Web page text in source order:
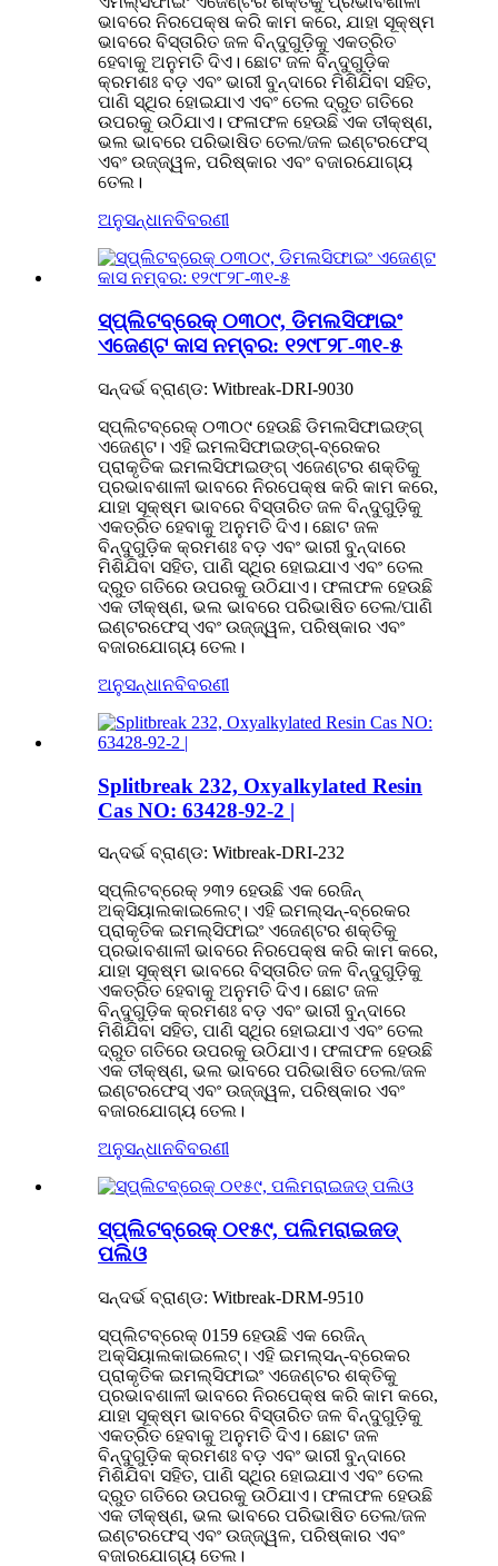
ଭାବରେ ନିରପେକ୍ଷ କରି କାମ କରେ, ଯାହା ସୂକ୍ଷ୍ମ
ଭାବରେ ବିସ୍ତାରିତ ଜଳ ବିନ୍ଦୁଗୁଡ଼ିକୁ ଏକତ୍ରିତ
ହେବାକୁ ଅନୁମତି ଦିଏ। ଛୋଟ ଜଳ ବିନ୍ଦୁଗୁଡ଼ିକ
କ୍ରମଶଃ ବଡ଼ ଏବଂ ଭାରୀ ବୁନ୍ଦାରେ ମିଶିଯିବା ସହିତ,
ପାଣି ସ୍ଥିର ହୋଇଯାଏ ଏବଂ ତେଲ ଦ୍ରୁତ ଗତିରେ
ଉପରକୁ ଉଠିଯାଏ। ଫଳାଫଳ ହେଉଛି ଏକ ତୀକ୍ଷ୍ଣ,
ଭଲ ଭାବରେ ପରିଭାଷିତ ତେଲ/ଜଳ ଇଣ୍ଟରଫେସ୍
ଏବଂ ଉଜ୍ଜ୍ୱଳ, ପରିଷ୍କାର ଏବଂ ବଜାରଯୋଗ୍ୟ
ତେଲ।
ଅନୁସନ୍ଧାନବିବରଣୀ
ସ୍ପ୍ଲିଟବ୍ରେକ୍ ୦୩୦୯, ଡିମଲସିଫାଇଂ
ଏଜେଣ୍ଟ କାସ ନମ୍ବର: ୧୨୯୮୨୮-୩୧-୫
ସନ୍ଦର୍ଭ ବ୍ରାଣ୍ଡ: Witbreak-DRI-9030
ସ୍ପ୍ଲିଟବ୍ରେକ୍ ୦୩୦୯ ହେଉଛି ଡିମଲସିଫାଇଙ୍ଗ୍
ଏଜେଣ୍ଟ। ଏହି ଇମଲସିଫାଇଙ୍ଗ୍-ବ୍ରେକର
ପ୍ରାକୃତିକ ଇମଲସିଫାଇଙ୍ଗ୍ ଏଜେଣ୍ଟର ଶକ୍ତିକୁ
ପ୍ରଭାବଶାଳୀ ଭାବରେ ନିରପେକ୍ଷ କରି କାମ କରେ,
ଯାହା ସୂକ୍ଷ୍ମ ଭାବରେ ବିସ୍ତାରିତ ଜଳ ବିନ୍ଦୁଗୁଡ଼ିକୁ
ଏକତ୍ରିତ ହେବାକୁ ଅନୁମତି ଦିଏ। ଛୋଟ ଜଳ
ବିନ୍ଦୁଗୁଡ଼ିକ କ୍ରମଶଃ ବଡ଼ ଏବଂ ଭାରୀ ବୁନ୍ଦାରେ
ମିଶିଯିବା ସହିତ, ପାଣି ସ୍ଥିର ହୋଇଯାଏ ଏବଂ ତେଲ
ଦ୍ରୁତ ଗତିରେ ଉପରକୁ ଉଠିଯାଏ। ଫଳାଫଳ ହେଉଛି
ଏକ ତୀକ୍ଷ୍ଣ, ଭଲ ଭାବରେ ପରିଭାଷିତ ତେଲ/ପାଣି
ଇଣ୍ଟରଫେସ୍ ଏବଂ ଉଜ୍ଜ୍ୱଳ, ପରିଷ୍କାର ଏବଂ
ବଜାରଯୋଗ୍ୟ ତେଲ।
ଅନୁସନ୍ଧାନବିବରଣୀ
Splitbreak 232, Oxyalkylated Resin
Cas NO: 63428-92-2 |
ସନ୍ଦର୍ଭ ବ୍ରାଣ୍ଡ: Witbreak-DRI-232
ସ୍ପ୍ଲିଟବ୍ରେକ୍ ୨୩୨ ହେଉଛି ଏକ ରେଜିନ୍
ଅକ୍ସିୟାଲକାଇଲେଟ୍। ଏହି ଇମଲ୍ସନ୍-ବ୍ରେକର
ପ୍ରାକୃତିକ ଇମଲ୍ସିଫାଇଂ ଏଜେଣ୍ଟର ଶକ୍ତିକୁ
ପ୍ରଭାବଶାଳୀ ଭାବରେ ନିରପେକ୍ଷ କରି କାମ କରେ,
ଯାହା ସୂକ୍ଷ୍ମ ଭାବରେ ବିସ୍ତାରିତ ଜଳ ବିନ୍ଦୁଗୁଡ଼ିକୁ
ଏକତ୍ରିତ ହେବାକୁ ଅନୁମତି ଦିଏ। ଛୋଟ ଜଳ
ବିନ୍ଦୁଗୁଡ଼ିକ କ୍ରମଶଃ ବଡ଼ ଏବଂ ଭାରୀ ବୁନ୍ଦାରେ
ମିଶିଯିବା ସହିତ, ପାଣି ସ୍ଥିର ହୋଇଯାଏ ଏବଂ ତେଲ
ଦ୍ରୁତ ଗତିରେ ଉପରକୁ ଉଠିଯାଏ। ଫଳାଫଳ ହେଉଛି
ଏକ ତୀକ୍ଷ୍ଣ, ଭଲ ଭାବରେ ପରିଭାଷିତ ତେଲ/ଜଳ
ଇଣ୍ଟରଫେସ୍ ଏବଂ ଉଜ୍ଜ୍ୱଳ, ପରିଷ୍କାର ଏବଂ
ବଜାରଯୋଗ୍ୟ ତେଲ।
ଅନୁସନ୍ଧାନବିବରଣୀ
ସ୍ପ୍ଲିଟବ୍ରେକ୍ ୦୧୫୯, ପଲିମରାଇଜଡ୍
ପଲିଓ
ସନ୍ଦର୍ଭ ବ୍ରାଣ୍ଡ: Witbreak-DRM-9510
ସ୍ପ୍ଲିଟବ୍ରେକ୍ 0159 ହେଉଛି ଏକ ରେଜିନ୍
ଅକ୍ସିୟାଲକାଇଲେଟ୍। ଏହି ଇମଲ୍ସନ୍-ବ୍ରେକର
ପ୍ରାକୃତିକ ଇମଲ୍ସିଫାଇଂ ଏଜେଣ୍ଟର ଶକ୍ତିକୁ
ପ୍ରଭାବଶାଳୀ ଭାବରେ ନିରପେକ୍ଷ କରି କାମ କରେ,
ଯାହା ସୂକ୍ଷ୍ମ ଭାବରେ ବିସ୍ତାରିତ ଜଳ ବିନ୍ଦୁଗୁଡ଼ିକୁ
ଏକତ୍ରିତ ହେବାକୁ ଅନୁମତି ଦିଏ। ଛୋଟ ଜଳ
ବିନ୍ଦୁଗୁଡ଼ିକ କ୍ରମଶଃ ବଡ଼ ଏବଂ ଭାରୀ ବୁନ୍ଦାରେ
ମିଶିଯିବା ସହିତ, ପାଣି ସ୍ଥିର ହୋଇଯାଏ ଏବଂ ତେଲ
ଦ୍ରୁତ ଗତିରେ ଉପରକୁ ଉଠିଯାଏ। ଫଳାଫଳ ହେଉଛି
ଏକ ତୀକ୍ଷ୍ଣ, ଭଲ ଭାବରେ ପରିଭାଷିତ ତେଲ/ଜଳ
ଇଣ୍ଟରଫେସ୍ ଏବଂ ଉଜ୍ଜ୍ୱଳ, ପରିଷ୍କାର ଏବଂ
ବଜାରଯୋଗ୍ୟ ତେଲ।